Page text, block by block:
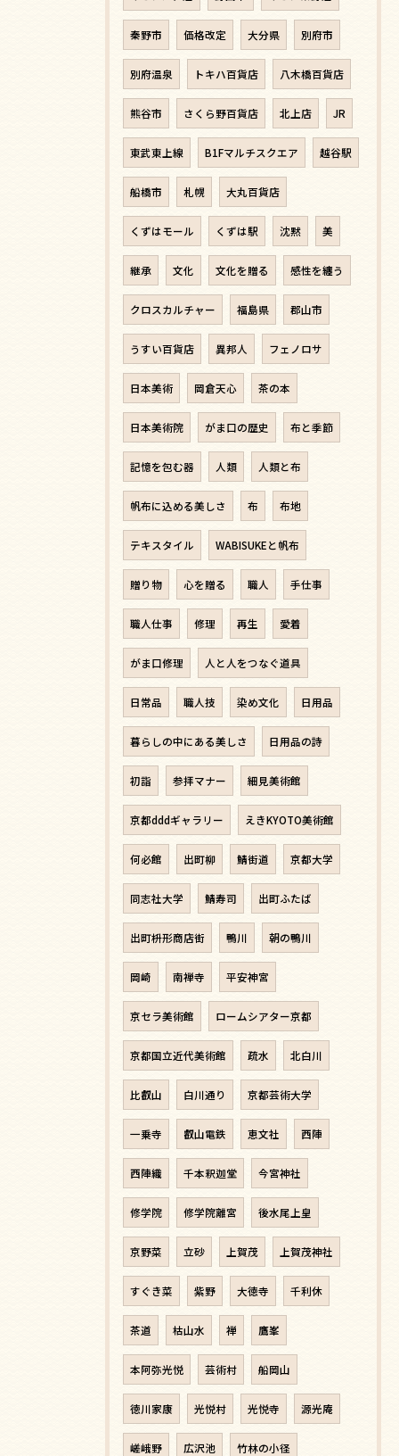
秦野市 価格改定 大分県 別府市
別府温泉 トキハ百貨店 八木橋百貨店
熊谷市 さくら野百貨店 北上店 JR
東武東上線 B1Fマルチスクエア 越谷駅
船橋市 札幌 大丸百貨店
くずはモール くずは駅 沈黙 美
継承 文化 文化を贈る 感性を纏う
クロスカルチャー 福島県 郡山市
うすい百貨店 異邦人 フェノロサ
日本美術 岡倉天心 茶の本
日本美術院 がま口の歴史 布と季節
記憶を包む器 人類 人類と布
帆布に込める美しさ 布 布地
テキスタイル WABISUKEと帆布
贈り物 心を贈る 職人 手仕事
職人仕事 修理 再生 愛着
がま口修理 人と人をつなぐ道具
日常品 職人技 染め文化 日用品
暮らしの中にある美しさ 日用品の詩
初詣 参拝マナー 細見美術館
京都dddギャラリー えきKYOTO美術館
何必館 出町柳 鯖街道 京都大学
同志社大学 鯖寿司 出町ふたば
出町枡形商店街 鴨川 朝の鴨川
岡崎 南禅寺 平安神宮
京セラ美術館 ロームシアター京都
京都国立近代美術館 疏水 北白川
比叡山 白川通り 京都芸術大学
一乗寺 叡山電鉄 恵文社 西陣
西陣織 千本釈迦堂 今宮神社
修学院 修学院離宮 後水尾上皇
京野菜 立砂 上賀茂 上賀茂神社
すぐき菜 紫野 大徳寺 千利休
茶道 枯山水 禅 鷹峯
本阿弥光悦 芸術村 船岡山
徳川家康 光悦村 光悦寺 源光庵
嵯峨野 広沢池 竹林の小径